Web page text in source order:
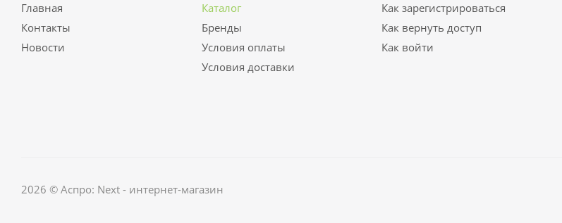
Главная
Контакты
Новости
Каталог
Бренды
Условия оплаты
Условия доставки
Как зарегистрироваться
Как вернуть доступ
Как войти
2026 © Аспро: Next - интернет-магазин